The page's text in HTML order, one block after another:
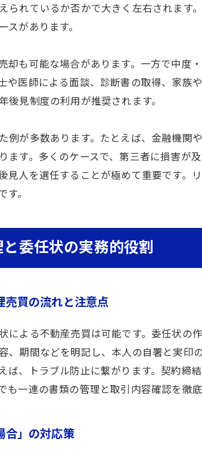
れているか否かで大きく左右されます
があります。
も可能な場合があります。一方で中度
医師による面談、診断書の取得、家族
見制度の利用が推奨されます。
が多数あります。たとえば、金融機関
す。多くのケースで、第三者に損害が
人を選任することが極めて重要です。
。
委任状の実務的役割
買の流れと注意点
よる不動産売買は可能です。委任状の
期間などを明記し、本人の自署と実印
、トラブル防止に繋がります。契約締
一連の書類の管理と取引内容確認を徹
合」の対応策